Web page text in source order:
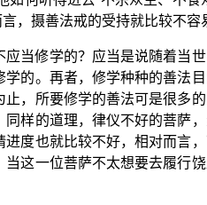
，摄善法戒的受持就比较不容
当修学的？应当是说随着当
的。再者，修学种种的善法
，所要修学的善法可是很多的
样的道理，律仪不好的菩萨
度也就比较不好，相对而言，
这一位菩萨不太想要去履行